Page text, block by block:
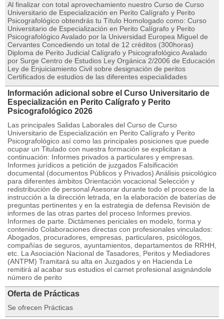
Al finalizar con total aprovechamiento nuestro Curso de Curso
Universitario de Especialización en Perito Calígrafo y Perito
Psicografológico obtendrás tu Título Homologado como: Curso
Universitario de Especialización en Perito Calígrafo y Perito
Psicografológico Avalado por la Universidad Europea Miguel de
Cervantes Concediendo un total de 12 créditos (300horas)
Diploma de Perito Judicial Calígrafo y Psicografológico Avalado
por Surge Centro de Estudios Ley Orgánica 2/2006 de Educación
Ley de Enjuiciamiento Civil sobre designación de peritos
Certificados de estudios de las diferentes especialidades
Información adicional sobre el Curso Universitario de
Especialización en Perito Calígrafo y Perito
Psicografológico 2026
Las principales Salidas Laborales del Curso de Curso
Universitario de Especialización en Perito Calígrafo y Perito
Psicografológico así como las principales posiciones que puede
ocupar un Titulado con nuestra formación se explicitan a
continuación: Informes privados a particulares y empresas.
Informes jurídicos a petición de juzgados Falsificación
documental (documentos Públicos y Privados) Análisis psicológico
para diferentes ámbitos Orientación vocacional Selección y
redistribución de personal Asesorar durante todo el proceso de la
instrucción a la dirección letrada, en la elaboración de baterías de
preguntas pertinentes y en la estrategia de defensa Revisión de
informes de las otras partes del proceso Informes previos.
Informes de parte. Dictámenes periciales en modelo, forma y
contenido Colaboraciones directas con profesionales vinculados:
Abogados, procuradores, empresas, particulares, psicólogos,
compañías de seguros, ayuntamientos, departamentos de RRHH,
etc. La Asociación Nacional de Tasadores, Peritos y Mediadores
(ANTPM) Tramitará su alta en Juzgados y en Hacienda Le
remitirá al acabar sus estudios el carnet profesional asignándole
número de perito
Oferta de Prácticas
Se ofrecen Prácticas